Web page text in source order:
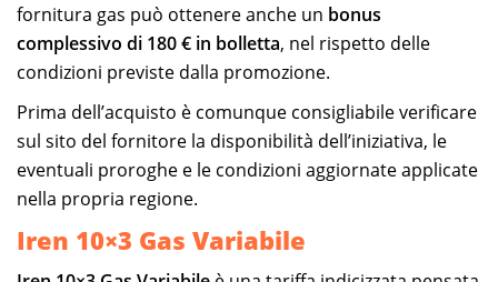
fornitura gas può ottenere anche un bonus
complessivo di 180 € in bolletta, nel rispetto delle
condizioni previste dalla promozione.
Prima dell’acquisto è comunque consigliabile verificare
sul sito del fornitore la disponibilità dell’iniziativa, le
eventuali proroghe e le condizioni aggiornate applicate
nella propria regione.
Iren 10×3 Gas Variabile